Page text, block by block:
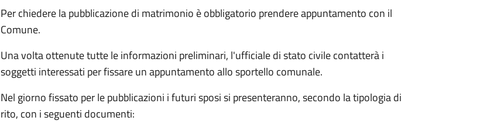
Per chiedere la pubblicazione di matrimonio è obbligatorio prendere appuntamento con il
Comune.
Una volta ottenute tutte le informazioni preliminari, l'ufficiale di stato civile contatterà i
soggetti interessati per fissare un appuntamento allo sportello comunale.
Nel giorno fissato per le pubblicazioni i futuri sposi si presenteranno, secondo la tipologia di
rito, con i seguenti documenti: